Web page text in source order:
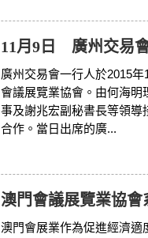
11月9日 廣州交易
廣州交易會一行人於2015
會議展覽業協會。由何海明
事及謝兆宏副秘書長等領導
合作。當日出席的廣...
澳門會議展覽業協會
澳門會展業作為促進經濟適